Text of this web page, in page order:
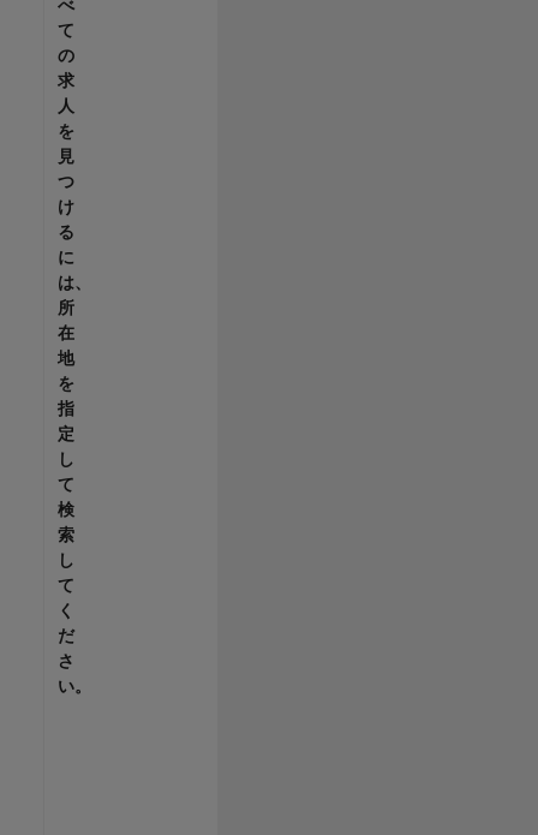
べ
て
の
求
人
を
見
つ
け
る
に
は、
所
在
地
を
指
定
し
て
検
索
し
て
く
だ
さ
い。